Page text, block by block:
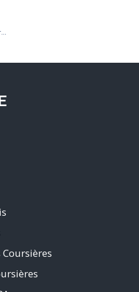
Livre d’or – Trail hivernal des Coursières 2026